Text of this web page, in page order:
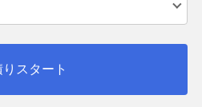
りスタート